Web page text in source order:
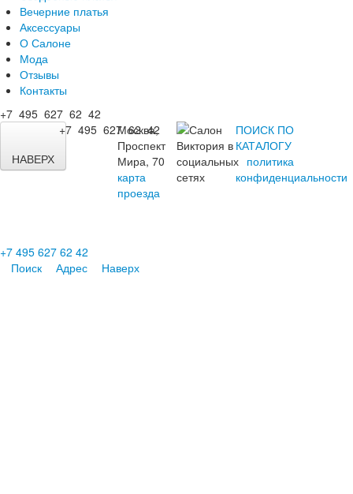
Вечерние платья
Аксессуары
О Салоне
Мода
Отзывы
Контакты
+7 495 627 62 42
НАВЕРХ
+7 495 627 62 42
Москва,
Проспект
Мира, 70
карта
проезда
ПОИСК ПО
КАТАЛОГУ
политика
конфиденциальности
+7 495 627 62 42
Поиск
Адрес Наверх